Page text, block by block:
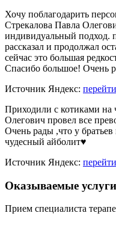
Хочу поблагодарить
Стрекалова Павла
индивидуальный подход.
рассказал и продолжал
сейчас это большая
Спасибо большое! Очень
Источник Яндекс:
Приходили с котиками на
Олегович провел все
Очень рады ,что у
чудесный айболит♥️
Источник Яндекс:
Оказываемые
Прием специалиста